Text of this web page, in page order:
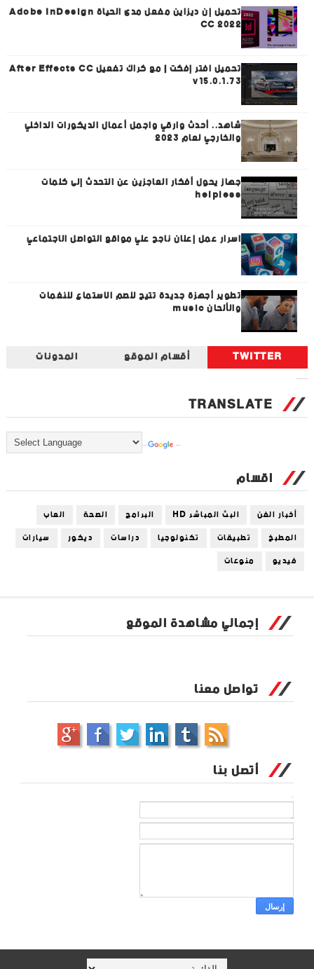
تحميل إن ديزاين مفعل مدى الحياة Adobe InDesign
CC 2022
تحميل افتر إفكت | مع كراك تفعيل After Effects CC
v15.0.1.73
شاهد.. أحدث وارقي واجمل أعمال الديكورات الداخلي
والخارجي لعام 2023
جهاز يحول أفكار العاجزين عن التحدث إلى كلمات
helpless
اسرار عمل إعلان ناجح علي مواقع التواصل الاجتماعي
تطوير أجهزة جديدة تتيح للصم الاستماع للنغمات
والألحان music
TWITTER أقسام الموقع المدونات
TRANSLATE
اقسام
أخبار الفن البث المباشر HD البرامج الصحة
العاب
المطبخ
تطبيقات تكنولوجيا دراسات ديكور
سيارات
فيديو
منوعات
إجمالي مشاهدة الموقع
تواصل معنا
أتصل بنا